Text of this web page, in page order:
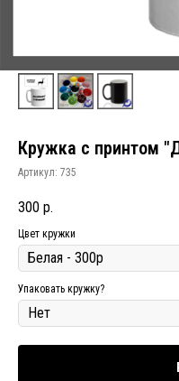
Кружка с принтом
Артикул: 735
300 р.
Цвет кружки
Упаковать кружку?